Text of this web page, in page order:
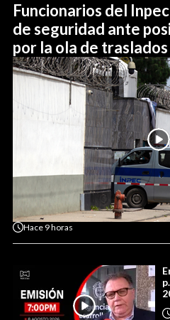
Funcionarios del
de seguridad ante
por la ola de
Hace 9 horas